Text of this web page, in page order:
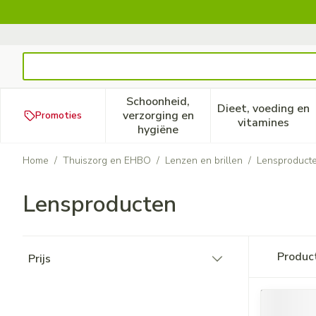
Promoties
Schoonheid,
verzorging en
hygiëne
Toon submenu voor
Dieet, voeding en
vitamines
Toon
Home / Thuiszorg en EHBO / Lenzen en brillen /
Lensproducten
Prijs